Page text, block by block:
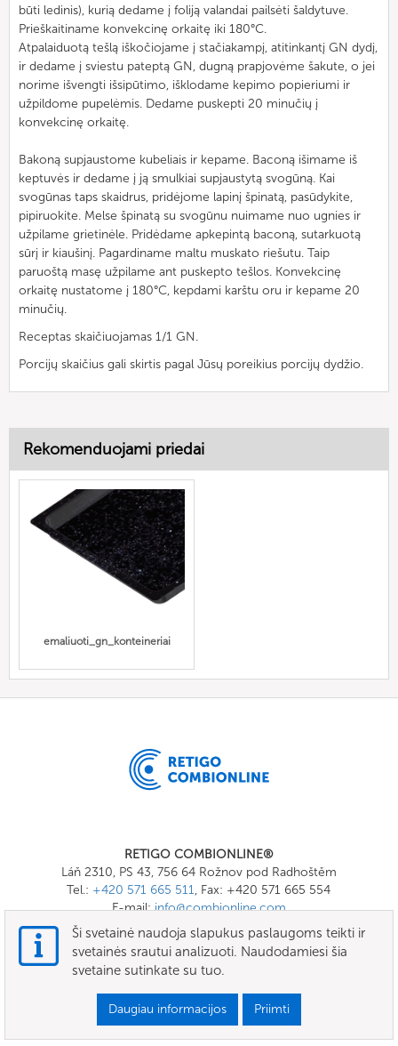
būti ledinis), kurią dedame į foliją valandai pailsėti šaldytuve.
Prieškaitiname konvekcinę orkaitę iki 180°C.
Atpalaiduotą tešlą iškočiojame į stačiakampį, atitinkantį GN dydį,
ir dedame į sviestu pateptą GN, dugną prapjovėme šakute, o jei
norime išvengti išsipūtimo, išklodame kepimo popieriumi ir
užpildome pupelėmis. Dedame puskepti 20 minučių į
konvekcinę orkaitę.
Bakoną supjaustome kubeliais ir kepame. Baconą išimame iš
keptuvės ir dedame į ją smulkiai supjaustytą svogūną. Kai
svogūnas taps skaidrus, pridėjome lapinį špinatą, pasūdykite,
pipiruokite. Melse špinatą su svogūnu nuimame nuo ugnies ir
užpilame grietinėle. Pridėdame apkepintą baconą, sutarkuotą
sūrį ir kiaušinį. Pagardiname maltu muskato riešutu. Taip
paruoštą masę užpilame ant puskepto tešlos. Konvekcinę
orkaitę nustatome į 180°C, kepdami karštu oru ir kepame 20
minučių.
Receptas skaičiuojamas 1/1 GN.
Porcijų skaičius gali skirtis pagal Jūsų poreikius porcijų dydžio.
Rekomenduojami priedai
emaliuoti_gn_konteineriai
RETIGO COMBIONLINE®
Láň 2310, PS 43, 756 64 Rožnov pod Radhoštěm
Tel.: +420 571 665 511, Fax: +420 571 665 554
E-mail:info@combionline.com
OnlineMenu
SĄLYGOS IR SĄLYGOS
Ši svetainė naudoja slapukus paslaugoms teikti ir
svetainės srautui analizuoti. Naudodamiesi šia
svetaine sutinkate su tuo.
Daugiau informacijos Priimti